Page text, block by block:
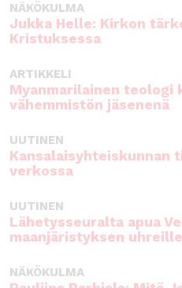
NÄKÖKULMA
Jukka Helle: Kirkon
Kristuksessa
ARTIKKELI
Myanmarilainen teologi
vähemmistön jäsenenä
UUTINEN
Kansalaisyhteiskunnan
verkossa
UUTINEN
Lähetysseuralta apua
maanjäristyksen uhreille
NÄKÖKULMA